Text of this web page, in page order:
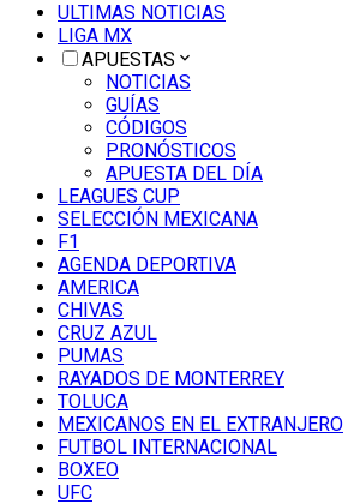
ULTIMAS NOTICIAS
LIGA MX
APUESTAS
NOTICIAS
GUÍAS
CÓDIGOS
PRONÓSTICOS
APUESTA DEL DÍA
LEAGUES CUP
SELECCIÓN MEXICANA
F1
AGENDA DEPORTIVA
AMERICA
CHIVAS
CRUZ AZUL
PUMAS
RAYADOS DE MONTERREY
TOLUCA
MEXICANOS EN EL EXTRANJERO
FUTBOL INTERNACIONAL
BOXEO
UFC